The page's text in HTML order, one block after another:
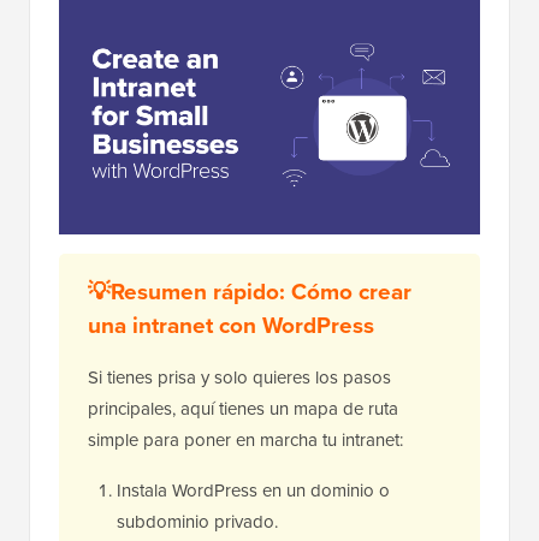
💡Resumen rápido: Cómo crear
una intranet con WordPress
Si tienes prisa y solo quieres los pasos
principales, aquí tienes un mapa de ruta
simple para poner en marcha tu intranet:
Instala WordPress en un dominio o
subdominio privado.